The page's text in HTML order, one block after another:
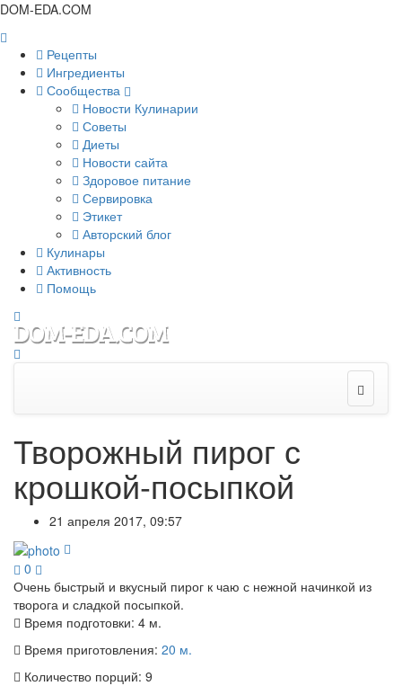
DOM-EDA.COM
Рецепты
Ингредиенты
Сообщества
Новости Кулинарии
Советы
Диеты
Новости сайта
Здоровое питание
Сервировка
Этикет
Авторский блог
Кулинары
Активность
Помощь
Творожный пирог с
крошкой-посыпкой
21 апреля 2017, 09:57
0
Очень быстрый и вкусный пирог к чаю с нежной начинкой из
творога и сладкой посыпкой.
Время подготовки: 4 м.
Время приготовления: 20 м.
Количество порций: 9